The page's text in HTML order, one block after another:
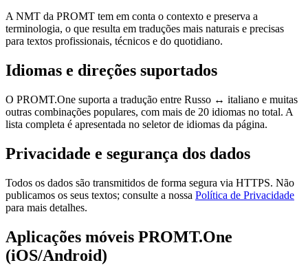
A NMT da PROMT tem em conta o contexto e preserva a
terminologia, o que resulta em traduções mais naturais e precisas
para textos profissionais, técnicos e do quotidiano.
Idiomas e direções suportados
O PROMT.One suporta a tradução entre Russo ↔ italiano e muitas
outras combinações populares, com mais de 20 idiomas no total. A
lista completa é apresentada no seletor de idiomas da página.
Privacidade e segurança dos dados
Todos os dados são transmitidos de forma segura via HTTPS. Não
publicamos os seus textos; consulte a nossa Política de Privacidade
para mais detalhes.
Aplicações móveis PROMT.One
(iOS/Android)